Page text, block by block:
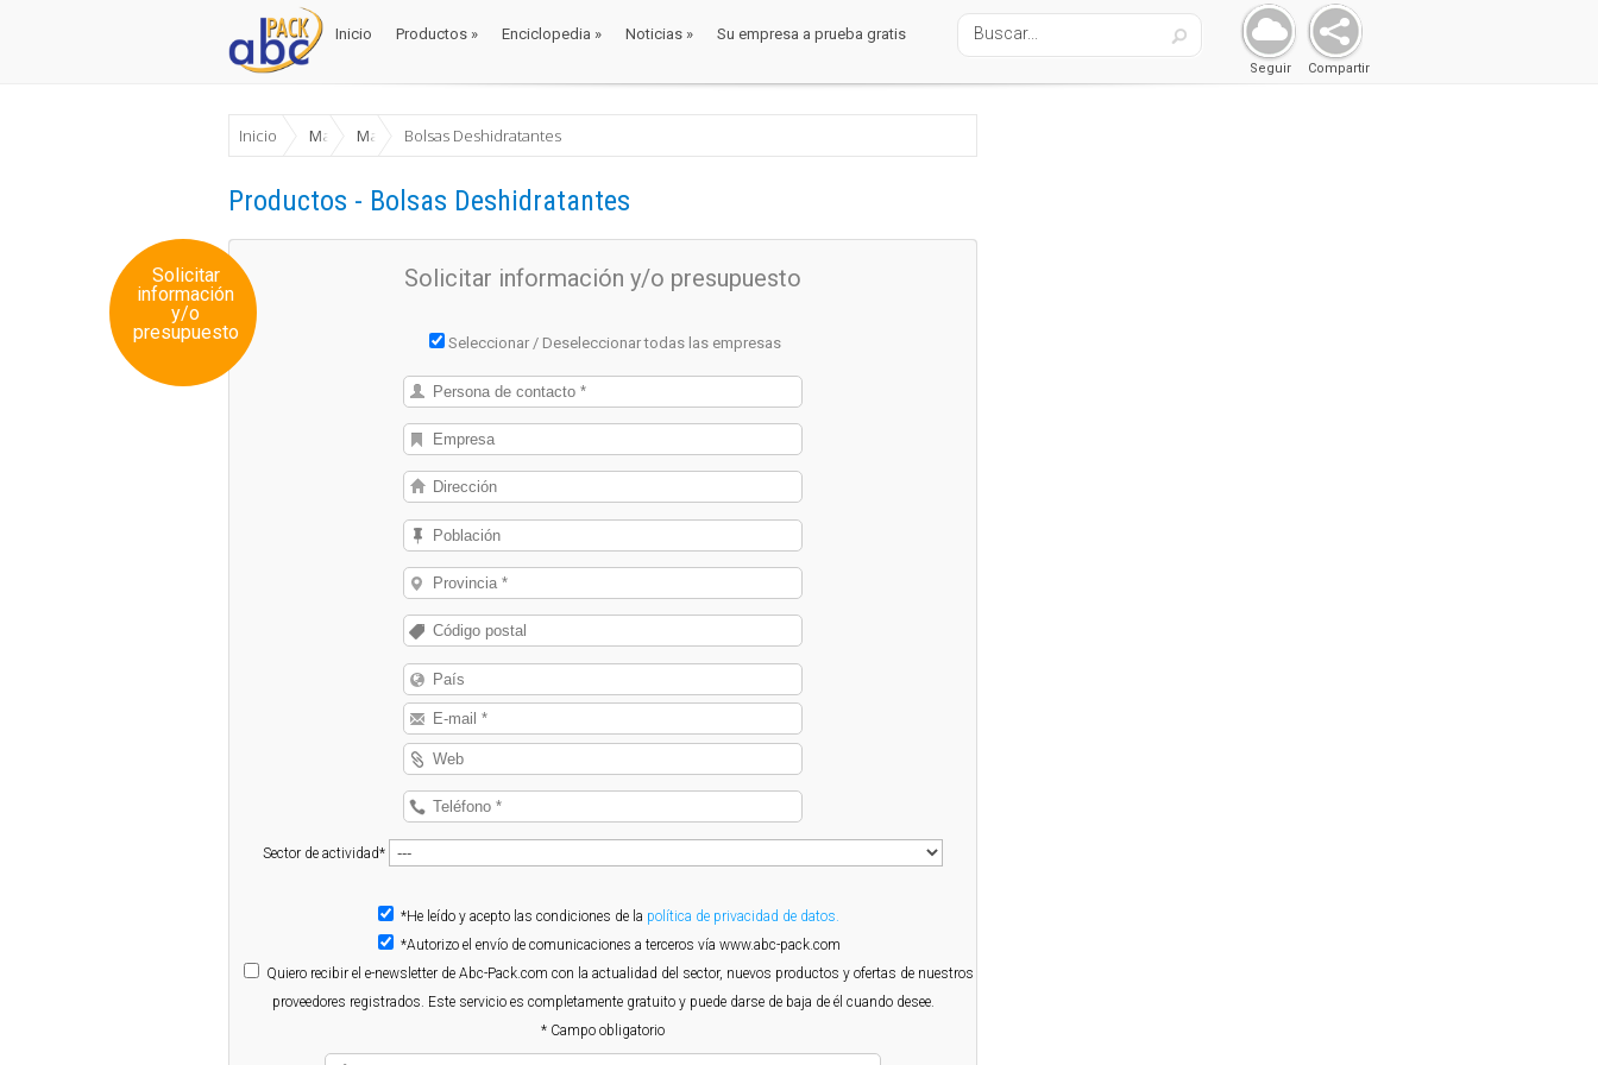
Inicio Productos » Enciclopedia » Noticias » Su empresa a prueba gratis
Compartir
Seguir
Inicio Materiales Envase y Embalaje
Material de protección y relleno
Bolsas Deshidratantes
Productos - Bolsas Deshidratantes
Solicitar
información
y/o
presupuesto
Solicitar información y/o presupuesto
Seleccionar / Deseleccionar todas las empresas
Sector de actividad*
*He leído y acepto las condiciones de la política de privacidad de datos.
*Autorizo el envío de comunicaciones a terceros vía www.abc-pack.com
Quiero recibir el e-newsletter de Abc-Pack.com con la actualidad del sector, nuevos productos y ofertas de nuestros
proveedores registrados. Este servicio es completamente gratuito y puede darse de baja de él cuando desee.
* Campo obligatorio